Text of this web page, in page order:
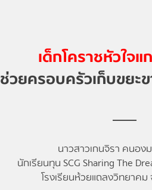
เด็กโคราชหัวใจ
ช่วยครอบครัวเก็บขยะ
นาวสาวเกนจิรา คนอง
นักเรียนทุน SCG Sharing The
โรงเรียนห้วยแถลงวิทยาค